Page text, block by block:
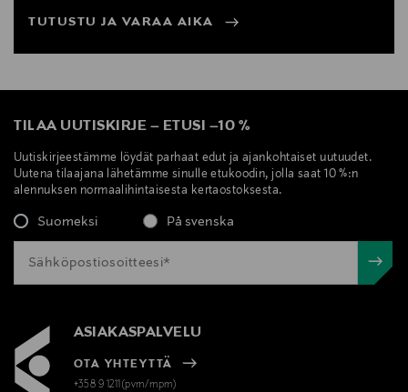
TUTUSTU JA VARAA AIKA
TILAA UUTISKIRJE – ETUSI –10 %
Uutiskirjeestämme löydät parhaat edut ja ajankohtaiset uutuudet.
Uutena tilaajana lähetämme sinulle etukoodin, jolla saat 10 %:n
alennuksen normaalihintaisesta kertaostoksesta.
Suomeksi På svenska
ASIAKASPALVELU
OTA YHTEYTTÄ
+358 9 1211(pvm/mpm)